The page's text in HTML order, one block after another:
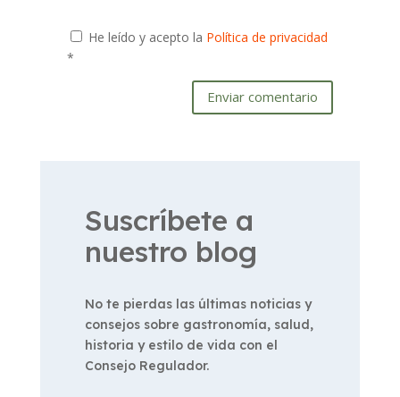
He leído y acepto la Política de privacidad
*
Enviar comentario
Suscríbete a
nuestro blog
No te pierdas las últimas noticias y
consejos sobre gastronomía, salud,
historia y estilo de vida con el
Consejo Regulador.